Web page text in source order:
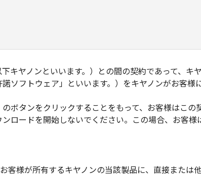
キヤノンといいます。）との間の契約であって、キ
ソフトウェア」といいます。）をキヤノンがお客様
ボタンをクリックすることをもって、お客様はこ
ロードを開始しないでください。この場合、お客
客様が所有するキヤノンの当該製品に、直接または